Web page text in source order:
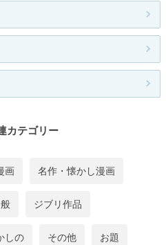
カテゴリー
画 名作・懐かし漫画
ジブリ作品
しの その他 お題